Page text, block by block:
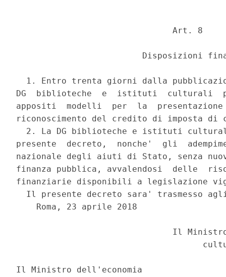
                               Art. 8
Disposizioni
1. Entro trenta giorni dalla
DG  biblioteche  e  istituti  culturali
appositi  modelli  per  la
riconoscimento del credito di imposta
2. La DG biblioteche e istituti
presente  decreto,  nonche'  gli
nazionale degli aiuti di Stato, senza
finanza pubblica, avvalendosi  delle
finanziarie disponibili a legislazione
Il presente decreto sara' trasmesso
    Roma, 23 aprile 2018
Il
Il Ministro dell'economia